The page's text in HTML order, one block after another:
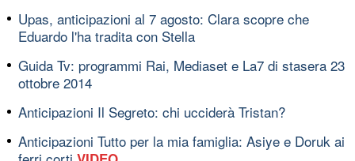
Upas, anticipazioni al 7 agosto: Clara scopre che
Eduardo l'ha tradita con Stella
Guida Tv: programmi Rai, Mediaset e La7 di stasera 23
ottobre 2014
Anticipazioni Il Segreto: chi ucciderà Tristan?
Anticipazioni Tutto per la mia famiglia: Asiye e Doruk ai